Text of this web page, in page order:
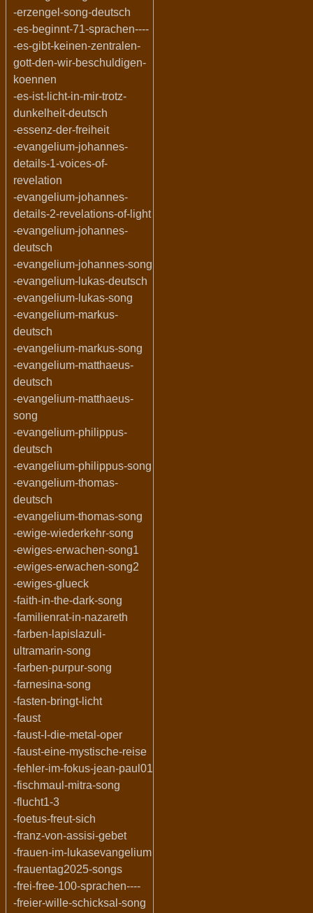
-erzengel-song-deutsch
-es-beginnt-71-sprachen----
-es-gibt-keinen-zentralen-
gott-den-wir-beschuldigen-
koennen
-es-ist-licht-in-mir-trotz-
dunkelheit-deutsch
-essenz-der-freiheit
-evangelium-johannes-
details-1-voices-of-
revelation
-evangelium-johannes-
details-2-revelations-of-light
-evangelium-johannes-
deutsch
-evangelium-johannes-song
-evangelium-lukas-deutsch
-evangelium-lukas-song
-evangelium-markus-
deutsch
-evangelium-markus-song
-evangelium-matthaeus-
deutsch
-evangelium-matthaeus-
song
-evangelium-philippus-
deutsch
-evangelium-philippus-song
-evangelium-thomas-
deutsch
-evangelium-thomas-song
-ewige-wiederkehr-song
-ewiges-erwachen-song1
-ewiges-erwachen-song2
-ewiges-glueck
-faith-in-the-dark-song
-familienrat-in-nazareth
-farben-lapislazuli-
ultramarin-song
-farben-purpur-song
-farnesina-song
-fasten-bringt-licht
-faust
-faust-I-die-metal-oper
-faust-eine-mystische-reise
-fehler-im-fokus-jean-paul01
-fischmaul-mitra-song
-flucht1-3
-foetus-freut-sich
-franz-von-assisi-gebet
-frauen-im-lukasevangelium
-frauentag2025-songs
-frei-free-100-sprachen----
-freier-wille-schicksal-song